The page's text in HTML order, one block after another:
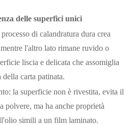
delle superfici unici
di calandratura dura crea
l'altro lato rimane ruvido o
liscia e delicata che assomiglia
carta patinata.
la superficie non è rivestita, evita il
polvere, ma ha anche proprietà
simili a un film laminato.